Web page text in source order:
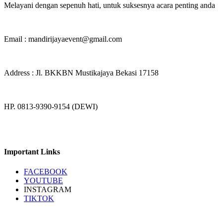
Melayani dengan sepenuh hati, untuk suksesnya acara penting anda
Email : mandirijayaevent@gmail.com
Address : Jl. BKKBN Mustikajaya Bekasi 17158
HP. 0813-9390-9154 (DEWI)
Important Links
FACEBOOK
YOUTUBE
INSTAGRAM
TIKTOK